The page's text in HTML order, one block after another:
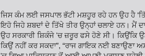
ਜਿਸ ਕੰਮ ਲਈ ਜਸਪਾਲ ਭੱਟੀ ਮਸ਼ਹੂਰ ਰਹੇ ਹਨ ਉਹ ਹੈ
ਇਹੋ ਜਿਹੇ ਸ਼ਬਦਾਂ ਦੇ ਤਿੱਖੇ ਤੀਰ ਉਨ੍ਹਾਂ ਚਲਾਏ ਹਨ। ਮੈਂ
ਉਹ ਸਰਕਾਰੀ ਸ਼ਿਕੰਜੇ 'ਚ ਜ਼ਰੂਰ ਫਸੇ ਹੋਣੇ ਸੀ। ਕਿਉਂਕਿ
ਕਿਉਂ ਨਹੀਂ ਕਰ ਸਕਦਾ”, “ਰਾਜ ਗਾਇਕ ਨਈ ਬਣਾਉਣਾ